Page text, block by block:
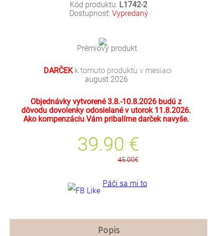
Kód produktu: L1742-2
Dostupnosť: Vypredaný
Prémiový produkt
DARČEKk tomuto produktu v mesiaci
august 2026
Objednávky vytvorené 3.8.-10.8.2026 budú z
dôvodu dovolenky odosielané v utorok 11.8.2026.
Ako kompenzáciu Vám pribalíme darček navyše.
39.90 €
45.00€
Páči sa mi to
Popis